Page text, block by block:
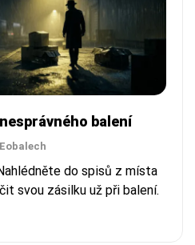
balení
do spisů z místa
svou zásilku už při balení.